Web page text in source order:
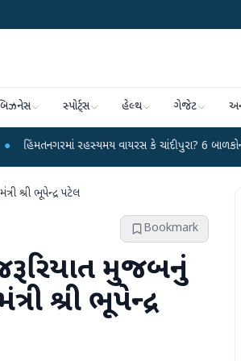
સ્પોર્ટ્સ હેલ્થ ગેજેટ
વાયરસ કે ચાંદીપુરા? 6 બાળકોના મોતથી ફફડાટ ●
શ્રી ભૂપેન્દ્ર પટેલ
Bookmark
જરૂરિયાત મુજબનું
શ્રી ભૂપેન્દ્ર